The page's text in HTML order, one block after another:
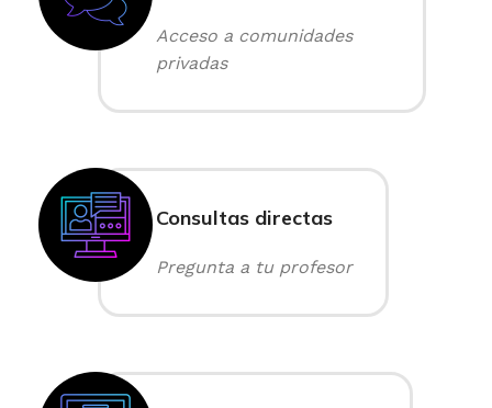
Acceso a comunidades
privadas
Consultas directas
Pregunta a tu profesor